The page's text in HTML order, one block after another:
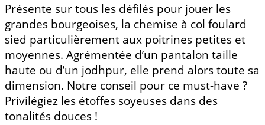
Présente sur tous les défilés pour jouer les
grandes bourgeoises, la chemise à col foulard
sied particulièrement aux poitrines petites et
moyennes. Agrémentée d’un pantalon taille
haute ou d’un jodhpur, elle prend alors toute sa
dimension. Notre conseil pour ce must-have ?
Privilégiez les étoffes soyeuses dans des
tonalités douces !